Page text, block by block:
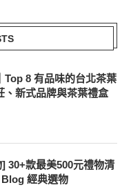
Top 8 有品味的台北茶葉
、新式品牌與茶葉禮盒
30+款最美500元禮物清
經典選物